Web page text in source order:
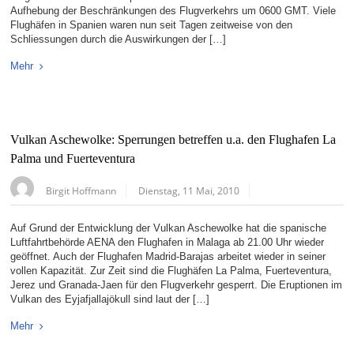
Aufhebung der Beschränkungen des Flugverkehrs um 0600 GMT. Viele
Flughäfen in Spanien waren nun seit Tagen zeitweise von den
Schliessungen durch die Auswirkungen der […]
Mehr
Vulkan Aschewolke: Sperrungen betreffen u.a. den Flughafen La
Palma und Fuerteventura
Birgit Hoffmann Dienstag, 11 Mai, 2010
Auf Grund der Entwicklung der Vulkan Aschewolke hat die spanische
Luftfahrtbehörde AENA den Flughafen in Malaga ab 21.00 Uhr wieder
geöffnet. Auch der Flughafen Madrid-Barajas arbeitet wieder in seiner
vollen Kapazität. Zur Zeit sind die Flughäfen La Palma, Fuerteventura,
Jerez und Granada-Jaen für den Flugverkehr gesperrt. Die Eruptionen im
Vulkan des Eyjafjallajökull sind laut der […]
Mehr